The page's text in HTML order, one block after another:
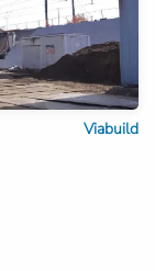
Viabuild